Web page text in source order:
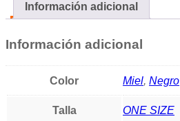
Información adicional
Información adicional
Color Miel, Negro
Talla ONE SIZE